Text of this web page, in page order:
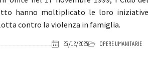
hanno moltiplicato le loro iniziative
contro la violenza in famiglia.
23/12/2025 OPERE UMANITARIE